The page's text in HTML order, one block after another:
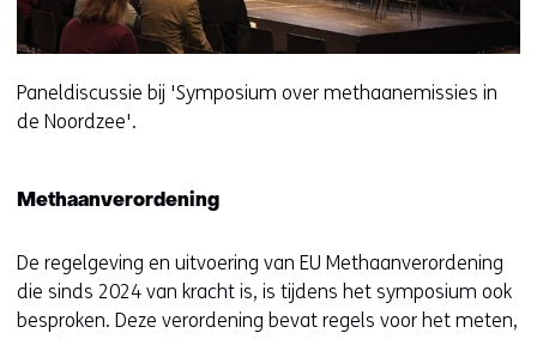
Paneldiscussie bij 'Symposium over methaanemissies in
de Noordzee'.
Methaanverordening
De regelgeving en uitvoering van EU Methaanverordening
die sinds 2024 van kracht is, is tijdens het symposium ook
besproken. Deze verordening bevat regels voor het meten,